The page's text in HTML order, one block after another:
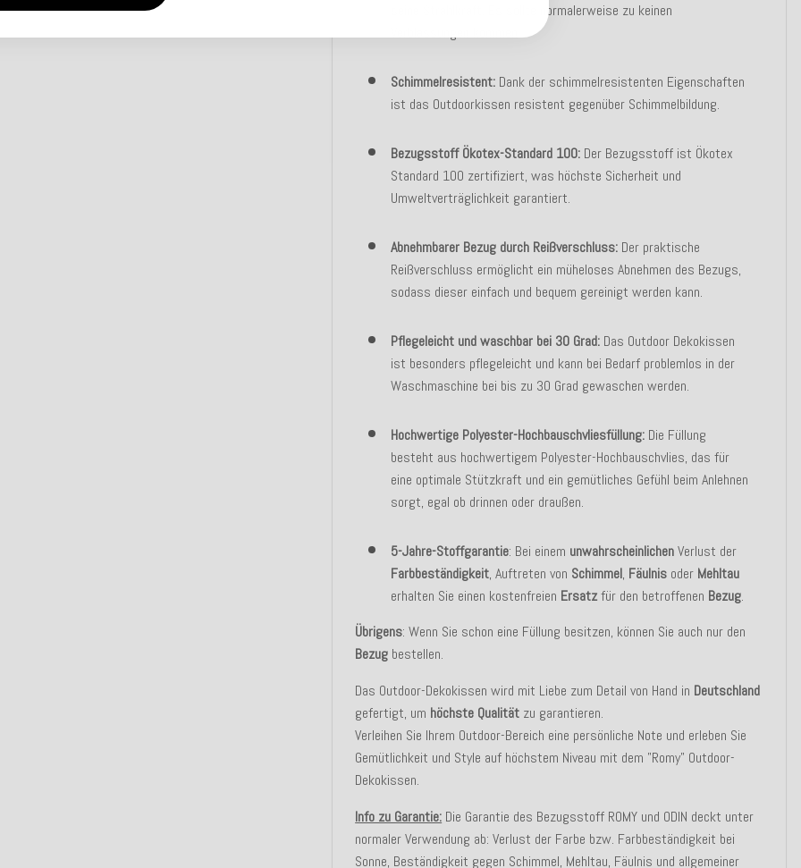
seine Strahlkraft. Es sollte normalerweise zu keinen
Schimmelresistent: Dank der schimmelresistenten Eigenschaften
ist das Outdoorkissen resistent gegenüber Schimmelbildung.
Bezugsstoff Ökotex-Standard 100: Der Bezugsstoff ist Ökotex
Standard 100 zertifiziert, was höchste Sicherheit und
Umweltverträglichkeit garantiert.
Abnehmbarer Bezug durch Reißverschluss: Der praktische
Reißverschluss ermöglicht ein müheloses Abnehmen des Bezugs,
sodass dieser einfach und bequem gereinigt werden kann.
Pflegeleicht und waschbar bei 30 Grad: Das Outdoor Dekokissen
ist besonders pflegeleicht und kann bei Bedarf problemlos in der
Waschmaschine bei bis zu 30 Grad gewaschen werden.
Hochwertige Polyester-Hochbauschvliesfüllung: Die Füllung
besteht aus hochwertigem Polyester-Hochbauschvlies, das für
eine optimale Stützkraft und ein gemütliches Gefühl beim Anlehnen
sorgt, egal ob drinnen oder draußen.
5-Jahre-Stoffgarantie: Bei einem unwahrscheinlichenVerlust der
Farbbeständigkeit, Auftreten von Schimmel, Fäulnis oder Mehltau
erhalten Sie einen kostenfreien Ersatzfür den betroffenen Bezug.
Übrigens: Wenn Sie schon eine Füllung besitzen, können Sie auch nur den
Bezug bestellen.
Das Outdoor-Dekokissen wird mit Liebe zum Detail von Hand in Deutschland
gefertigt, um höchste Qualität zu garantieren.
Verleihen Sie Ihrem Outdoor-Bereich eine persönliche Note und erleben Sie
Gemütlichkeit und Style auf höchstem Niveau mit dem "Romy" Outdoor-
Dekokissen.
Info zu Garantie: Die Garantie des Bezugsstoff ROMY und ODIN deckt unter
normaler Verwendung ab: Verlust der Farbe bzw. Farbbeständigkeit bei
Sonne, Beständigkeit gegen Schimmel, Mehltau, Fäulnis und allgemeiner